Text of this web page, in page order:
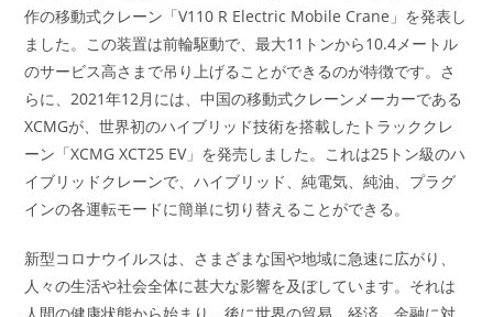
作の移動式クレーン「V110 R Electric Mobile Crane」を発表し
ました。この装置は前輪駆動で、最大11トンから10.4メートル
のサービス高さまで吊り上げることができるのが特徴です。さ
らに、2021年12月には、中国の移動式クレーンメーカーである
XCMGが、世界初のハイブリッド技術を搭載したトラッククレ
ーン「XCMG XCT25 EV」を発売しました。これは25トン級のハ
イブリッドクレーンで、ハイブリッド、純電気、純油、プラグ
インの各運転モードに簡単に切り替えることができる。
新型コロナウイルスは、さまざまな国や地域に急速に広がり、
人々の生活や社会全体に甚大な影響を及ぼしています。それは